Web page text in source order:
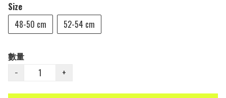
Size
48-50 cm
52-54 cm
數量
−
+